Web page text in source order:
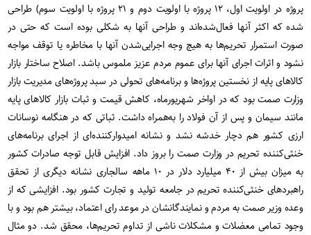
پروژه در اولویت اول، ۱۲ پروژه با اولویت دوم و ۲۱ پروژه با اولویت سوم) طراحی
‌شده که اکثر آ‌نها فعال‌شده‌اند و طراحی آنها به شکلی بوده است که حتی در
صورت استمرار تحریم‌ها به هیچ وجه اجرایی‌شدن آنها با مخاطره یا توقف مواجه
نشود و اثرات اجرای آنها برای عموم مردم عزیز ملموس باشد. اصلاح ساختار بازار
کالاهای پایه از نخستین پروژه‌ها و برنامه‌های تحولی در سبد پروژه‌های مدیریت بازار
وزارت صمت بود که در اواخر شهریورماه، کاهش قیمت و ثبات بازار کالاهای پایه
مانند سیمان و پس از آن فولاد را به‌همراه داشت. ثباتی که در هنگامه نوسانات
ارزی کشور هم دچار خدشه نشد و نشانه امیدوارکننده‌ای از اجرای برنامه‌های
خنثی‌کننده تحریم در وزارت صمت را بروز داد. افزایش قابل توجه صادرات کشور
به میزان بیش از ۴۰ میلیارد دلار در ۱۰ ماهه سالجاری نشانه دیگری از تحقق
راهبردهای خنثی‌کننده تحریم در جامعه تولید و تجارت کشور بود. افزایشی که از
وعده وزیر صمت به مردم و نمایندگانشان در موعد رای اعتماد، بیشتر هم بود و با
وجود تمامی معضلات و مشکلات ناشی از تداوم تحریم‌ها، محقق شد. دو مثال